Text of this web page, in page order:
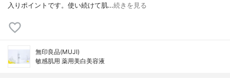
入りポイントです。使い続けて肌…続きを見る
無印良品(MUJI)
敏感肌用 薬用美白美容液